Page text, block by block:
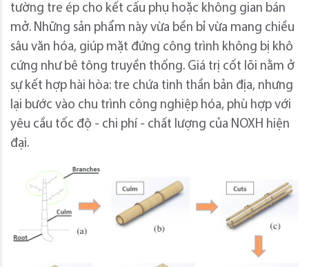
tường tre ép cho kết cấu phụ hoặc không gian bán
mở. Những sản phẩm này vừa bền bỉ vừa mang chiều
sâu văn hóa, giúp mặt đứng công trình không bị khô
cứng như bê tông truyền thống. Giá trị cốt lõi nằm ở
sự kết hợp hài hòa: tre chứa tinh thần bản địa, nhưng
lại bước vào chu trình công nghiệp hóa, phù hợp với
yêu cầu tốc độ - chi phí - chất lượng của NOXH hiện
đại.